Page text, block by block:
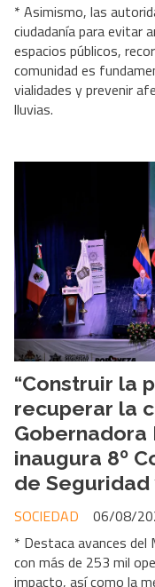
* Asimismo, las
ciudadanía para evitar
espacios públicos,
comunidad es
vialidades y prevenir
lluvias.
“Construir la
recuperar la
Gobernadora
inaugura 8º
de Seguridad
SOCIEDAD
06/08/
* Destaca avances del
con más de 253 mil
impacto, así como la